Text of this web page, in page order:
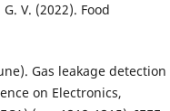
V. (2022). Food
Gas leakage detection
on Electronics,